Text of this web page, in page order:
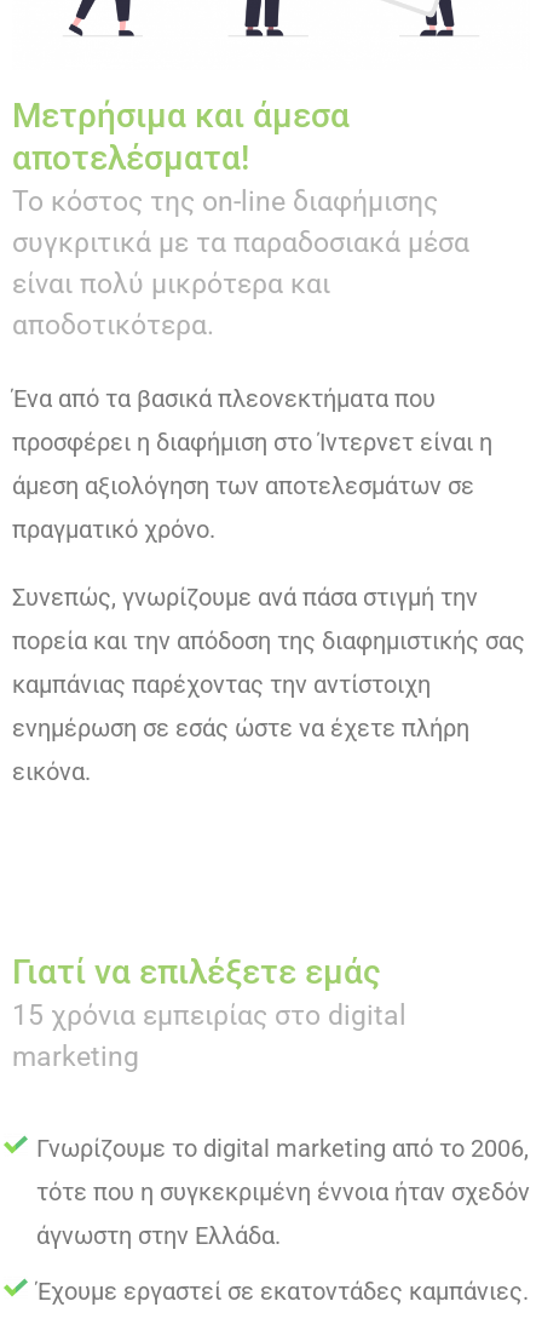
Μετρήσιμα και άμεσα
αποτελέσματα!
Το κόστος της on-line διαφήμισης
συγκριτικά με τα παραδοσιακά μέσα
είναι πολύ μικρότερα και
αποδοτικότερα.
Ένα από τα βασικά πλεονεκτήματα που
προσφέρει η διαφήμιση στο Ίντερνετ είναι η
άμεση αξιολόγηση των αποτελεσμάτων σε
πραγματικό χρόνο.
Συνεπώς, γνωρίζουμε ανά πάσα στιγμή την
πορεία και την απόδοση της διαφημιστικής σας
καμπάνιας παρέχοντας την αντίστοιχη
ενημέρωση σε εσάς ώστε να έχετε πλήρη
εικόνα.
Γιατί να επιλέξετε εμάς
15 χρόνια εμπειρίας στο digital
marketing
Γνωρίζουμε το digital marketing από το 2006,
τότε που η συγκεκριμένη έννοια ήταν σχεδόν
άγνωστη στην Ελλάδα.
Έχουμε εργαστεί σε εκατοντάδες καμπάνιες.